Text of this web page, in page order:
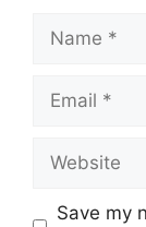
Save my